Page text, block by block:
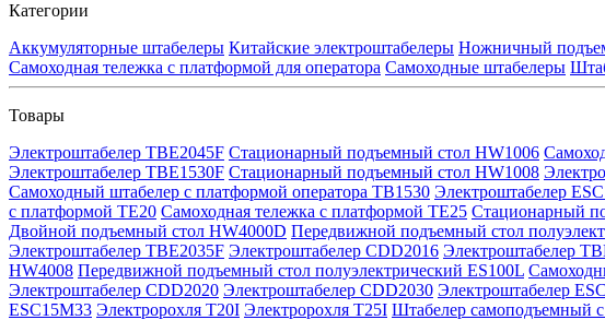
Категории
Аккумуляторные штабелеры Китайские электроштабелеры Ножничный
Самоходная тележка с платформой для оператора Самоходные штабелеры
Товары
Электроштабелер TBE2045F Стационарный подъемный стол HW1006
Электроштабелер TBE1530F Стационарный подъемный стол HW1008
Самоходный штабелер с платформой оператора TB1530 Электроштабелер
с платформой TE20 Самоходная тележка с платформой TE25 Стационарный
Двойной подъемный стол HW4000D Передвижной подъемный стол
Электроштабелер TBE2035F Электроштабелер CDD2016 Электроштабелер
HW4008 Передвижной подъемный стол полуэлектрический ES100L
Электроштабелер CDD2020 Электроштабелер CDD2030 Электроштабелер
ESC15M33 Электророхля T20I Электророхля T25I Штабелер самоподъемный